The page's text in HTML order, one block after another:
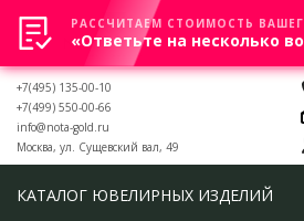
+7(495) 135-00-10
+7(499) 550-00-66
info@nota-gold.ru
Москва, ул. Сущевский вал, 49
КАТАЛОГ ЮВЕЛИРНЫХ ИЗДЕЛИЙ
РАССЧИТАЕМ СТОИМОСТЬ
«Ответьте на несколько